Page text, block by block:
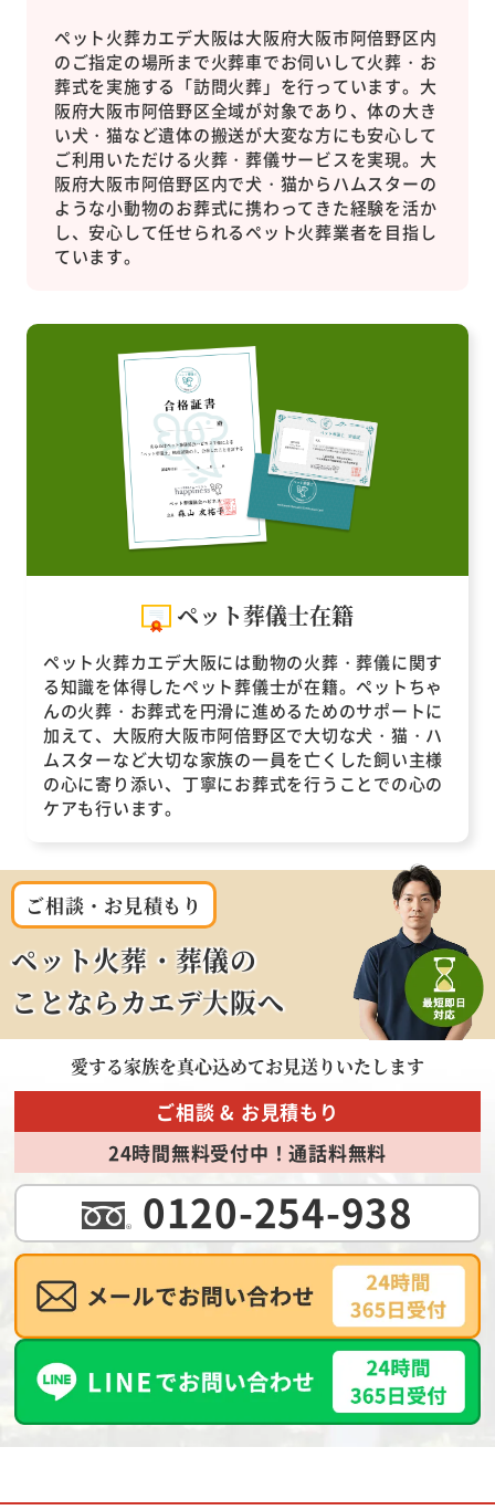
ペット火葬カエデ大阪は大阪府大阪市阿倍野区内
のご指定の場所まで火葬車でお伺いして火葬・お
葬式を実施する「訪問火葬」を行っています。大
阪府大阪市阿倍野区全域が対象であり、体の大き
い犬・猫など遺体の搬送が大変な方にも安心して
ご利用いただける火葬・葬儀サービスを実現。大
阪府大阪市阿倍野区内で犬・猫からハムスターの
ような小動物のお葬式に携わってきた経験を活か
し、安心して任せられるペット火葬業者を目指し
ています。
ペット葬儀士在籍
ペット火葬カエデ大阪には動物の火葬・葬儀に関す
る知識を体得したペット葬儀士が在籍。ペットちゃ
んの火葬・お葬式を円滑に進めるためのサポートに
加えて、大阪府大阪市阿倍野区で大切な犬・猫・ハ
ムスターなど大切な家族の一員を亡くした飼い主様
の心に寄り添い、丁寧にお葬式を行うことでの心の
ケアも行います。
ご相談・お見積もり
ペット火葬・葬儀の
ことならカエデ大阪へ
愛する家族を真心込めてお見送りいたします
ご相談 & お見積もり
24時間無料受付中！通話料無料
0120-254-938